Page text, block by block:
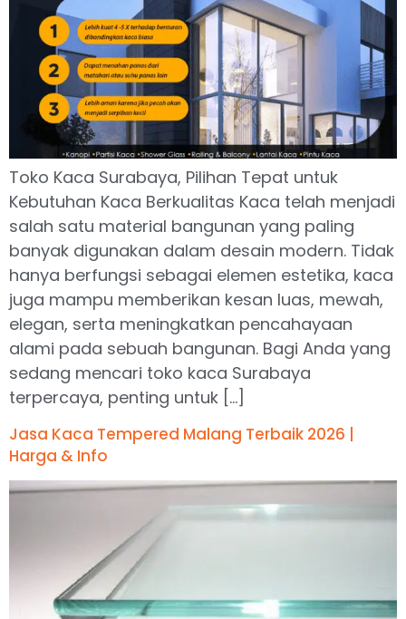
Toko Kaca Surabaya, Pilihan Tepat untuk
Kebutuhan Kaca Berkualitas Kaca telah menjadi
salah satu material bangunan yang paling
banyak digunakan dalam desain modern. Tidak
hanya berfungsi sebagai elemen estetika, kaca
juga mampu memberikan kesan luas, mewah,
elegan, serta meningkatkan pencahayaan
alami pada sebuah bangunan. Bagi Anda yang
sedang mencari toko kaca Surabaya
terpercaya, penting untuk […]
Jasa Kaca Tempered Malang Terbaik 2026 |
Harga & Info